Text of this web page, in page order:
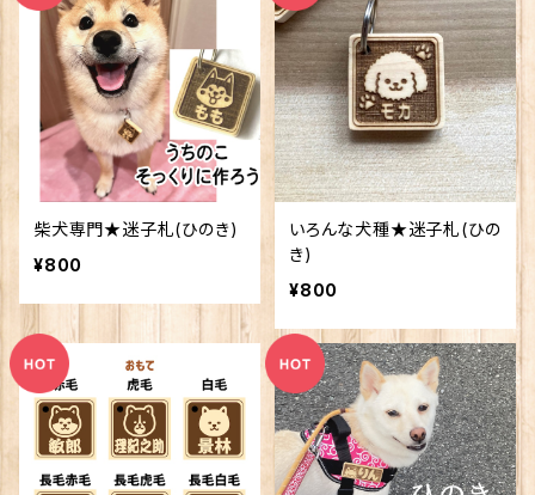
柴犬専門★迷子札(ひのき)
¥800
いろんな犬種★迷子札(ひの
き)
¥800